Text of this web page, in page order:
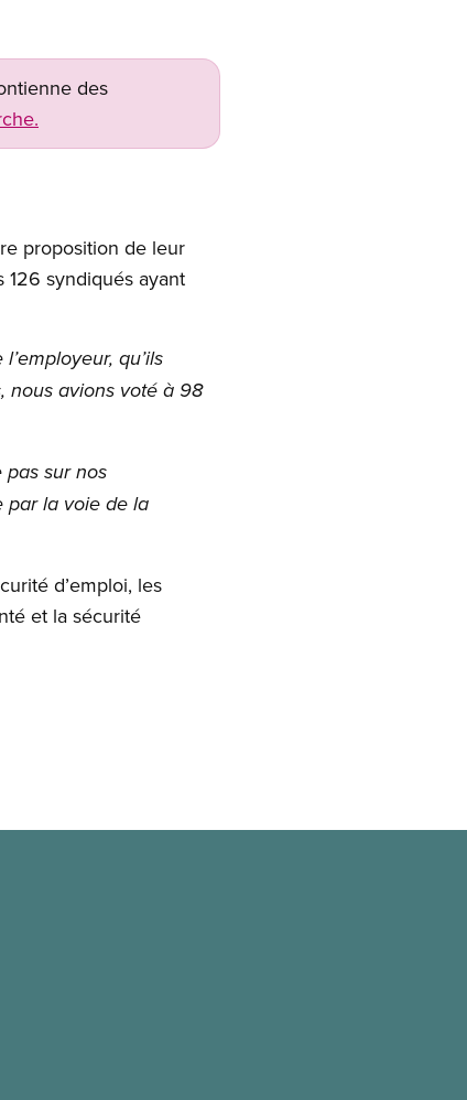
des
proposition de leur
126 syndiqués ayant
qu’ils
nous avions voté à 98
pas sur nos
par la voie de la
d’emploi, les
et la sécurité